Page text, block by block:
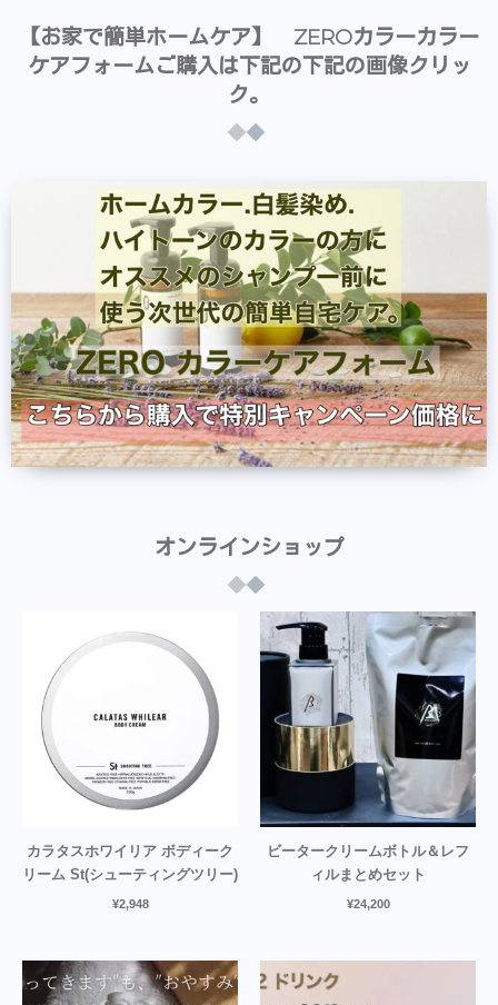
【お家で簡単ホームケア】 ZEROカラーカラー
ケアフォームご購入は下記の下記の画像クリッ
ク。
オンラインショップ
カラタスホワイリア ボディーク
リーム St(シューティングツリー)
¥2,948
ビータークリームボトル＆レフ
ィルまとめセット
¥24,200